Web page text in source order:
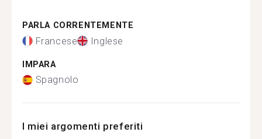
PARLA CORRENTEMENTE
Francese Inglese
IMPARA
Spagnolo
I miei argomenti preferiti